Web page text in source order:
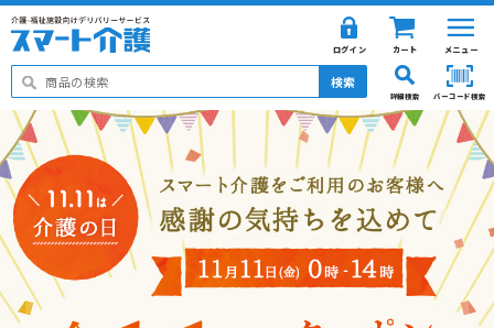
メニュー
カート
ログイン
検索
バーコード検索
詳細検索